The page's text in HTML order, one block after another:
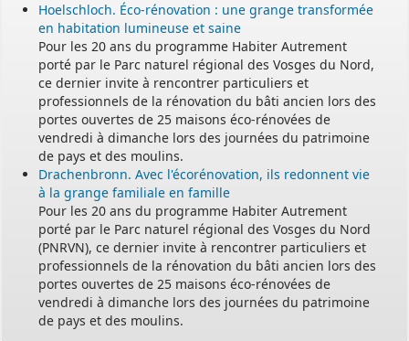
Hoelschloch. Éco-rénovation : une grange transformée
en habitation lumineuse et saine
Pour les 20 ans du programme Habiter Autrement
porté par le Parc naturel régional des Vosges du Nord,
ce dernier invite à rencontrer particuliers et
professionnels de la rénovation du bâti ancien lors des
portes ouvertes de 25 maisons éco-rénovées de
vendredi à dimanche lors des journées du patrimoine
de pays et des moulins.
Drachenbronn. Avec l'écorénovation, ils redonnent vie
à la grange familiale en famille
Pour les 20 ans du programme Habiter Autrement
porté par le Parc naturel régional des Vosges du Nord
(PNRVN), ce dernier invite à rencontrer particuliers et
professionnels de la rénovation du bâti ancien lors des
portes ouvertes de 25 maisons éco-rénovées de
vendredi à dimanche lors des journées du patrimoine
de pays et des moulins.